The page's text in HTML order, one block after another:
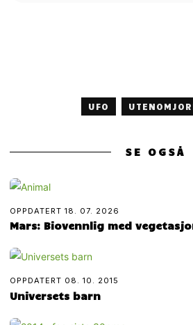
UFO
SE OGSÅ
OPPDATERT18. 07. 2026
Mars: Biovennlig med
OPPDATERT 08. 10. 2015
Universets barn